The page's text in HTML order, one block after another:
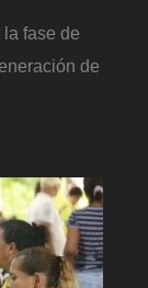
fase de
de